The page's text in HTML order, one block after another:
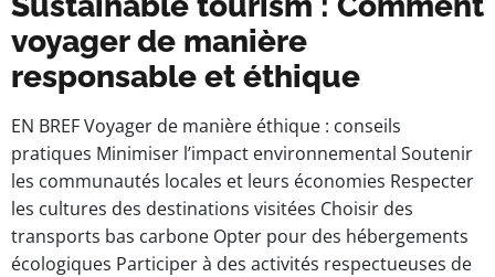
voyager de manière
responsable et éthique
EN BREF Voyager de manière éthique : conseils
pratiques Minimiser l’impact environnemental Soutenir
les communautés locales et leurs économies Respecter
les cultures des destinations visitées Choisir des
transports bas carbone Opter pour des hébergements
écologiques Participer à des activités respectueuses de